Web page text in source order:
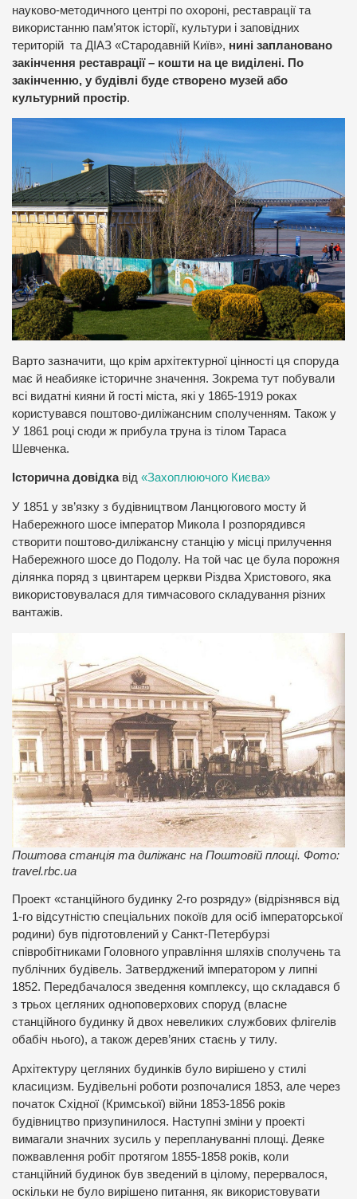
науково-методичного центрі по охороні, реставрації та
використанню пам’яток історії, культури і заповідних
територій та ДІАЗ «Стародавній Київ», нині заплановано
закінчення реставрації – кошти на це виділені. По
закінченню, у будівлі буде створено музей або
культурний простір.
Варто зазначити, що крім архітектурної цінності ця споруда
має й неабияке історичне значення. Зокрема тут побували
всі видатні кияни й гості міста, які у 1865-1919 роках
користувався поштово-диліжансним сполученням. Також у
У 1861 році сюди ж прибула труна із тілом Тараса
Шевченка.
Історична довідкавід «Захоплюючого Києва»
У 1851 у зв’язку з будівництвом Ланцюгового мосту й
Набережного шосе імператор Микола І розпорядився
створити поштово-диліжансну станцію у місці прилучення
Набережного шосе до Подолу. На той час це була порожня
ділянка поряд з цвинтарем церкви Різдва Христового, яка
використовувалася для тимчасового складування різних
вантажів.
Поштова станція та диліжанс на Поштовій площі. Фото:
travel.rbc.ua
Проект «станційного будинку 2-го розряду» (відрізнявся від
1-го відсутністю спеціальних покоїв для осіб імператорської
родини) був підготовлений у Санкт-Петербурзі
співробітниками Головного управління шляхів сполучень та
публічних будівель. Затверджений імператором у липні
1852. Передбачалося зведення комплексу, що складався б
з трьох цегляних одноповерхових споруд (власне
станційного будинку й двох невеликих службових флігелів
обабіч нього), а також дерев’яних стаєнь у тилу.
Архітектуру цегляних будинків було вирішено у стилі
класицизм. Будівельні роботи розпочалися 1853, але через
початок Східної (Кримської) війни 1853-1856 років
будівництво призупинилося. Наступні зміни у проекті
вимагали значних зусиль у переплануванні площі. Деяке
пожвавлення робіт протягом 1855-1858 років, коли
станційний будинок був зведений в цілому, перервалося,
оскільки не було вирішено питання, як використовувати